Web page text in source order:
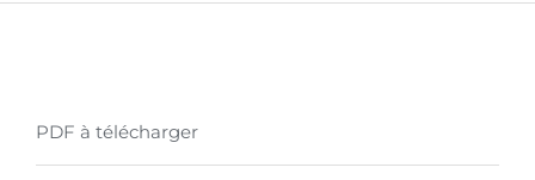
PDF à télécharger